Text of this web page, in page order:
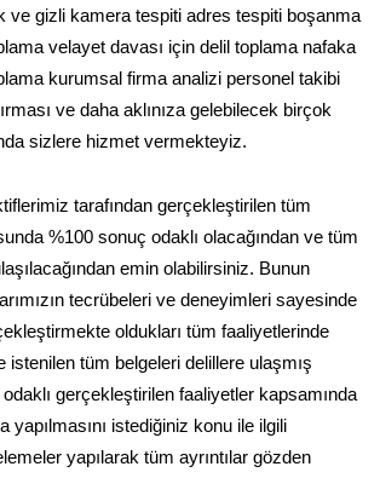
ve gizli kamera tespiti adres tespiti boşanma
velayet davası için delil toplama nafaka
kurumsal firma analizi personel takibi
ve daha aklınıza gelebilecek birçok
sizlere hizmet vermekteyiz.
tarafından gerçekleştirilen tüm
%100 sonuç odaklı olacağından ve tüm
emin olabilirsiniz. Bunun
tecrübeleri ve deneyimleri sayesinde
oldukları tüm faaliyetlerinde
istenilen tüm belgeleri delillere ulaşmış
odaklı gerçekleştirilen faaliyetler kapsamında
yapılmasını istediğiniz konu ile ilgili
yapılarak tüm ayrıntılar gözden